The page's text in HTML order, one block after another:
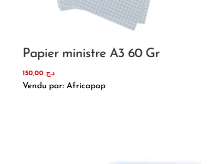
Papier ministre A3 60 Gr
د.ج 150,00
Vendu par: Africapap